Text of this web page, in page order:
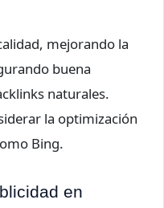
mejorando la
buena
naturales.
la optimización
Bing.
en